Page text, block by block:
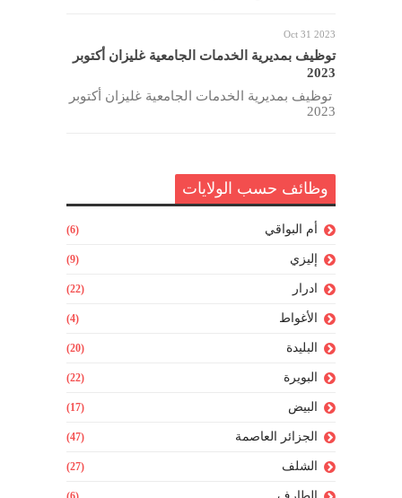
Oct 31 2023
توظيف بمديرية الخدمات الجامعية غليزان أكتوبر
2023
توظيف بمديرية الخدمات الجامعية غليزان أكتوبر
2023
وظائف حسب الولايات
أم البواقي (6)
إليزي (9)
ادرار (22)
الأغواط (4)
البليدة (20)
البويرة (22)
البيض (17)
الجزائر العاصمة (47)
الشلف (27)